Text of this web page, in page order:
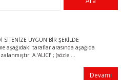
UYGUN BİR ŞEKİLDE
aşağıdaki taraflar arasında aşağıda
A.‘ALICI’ ; (sözle ...
Devamı